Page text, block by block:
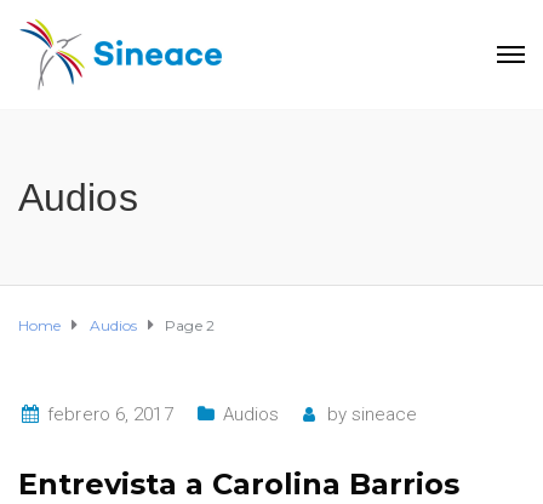
Audios
Home Audios Page 2
febrero 6, 2017 Audios by sineace
Entrevista a Carolina Barrios